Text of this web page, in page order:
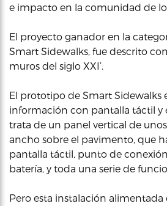
e impacto en la comunidad de
El proyecto ganador en la
Smart Sidewalks, fue descrito
muros del siglo XXI’.
El prototipo de Smart Sidewalks
información con pantalla táctil y
trata de un panel vertical de
ancho sobre el pavimento, que
pantalla táctil, punto de
batería, y toda una serie de
Pero esta instalación alimentada